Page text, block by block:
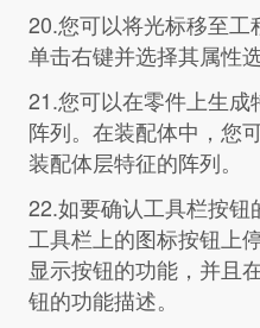
20.您可以将光标移至工
单击右键并选择其属性
21.您可以在零件上生
阵列。在装配体中，您
装配体层特征的阵列。
22.如要确认工具栏按
工具栏上的图标按钮上
显示按钮的功能，并且
钮的功能描述。